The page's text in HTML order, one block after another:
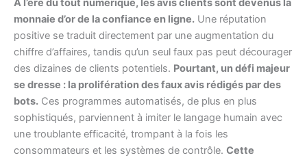
À l’ère du tout numérique, les avis clients sont devenus la
monnaie d’or de la confiance en ligne. Une réputation
positive se traduit directement par une augmentation du
chiffre d’affaires, tandis qu’un seul faux pas peut décourager
des dizaines de clients potentiels. Pourtant, un défi majeur
se dresse : la prolifération des faux avis rédigés par des
bots. Ces programmes automatisés, de plus en plus
sophistiqués, parviennent à imiter le langage humain avec
une troublante efficacité, trompant à la fois les
consommateurs et les systèmes de contrôle. Cette